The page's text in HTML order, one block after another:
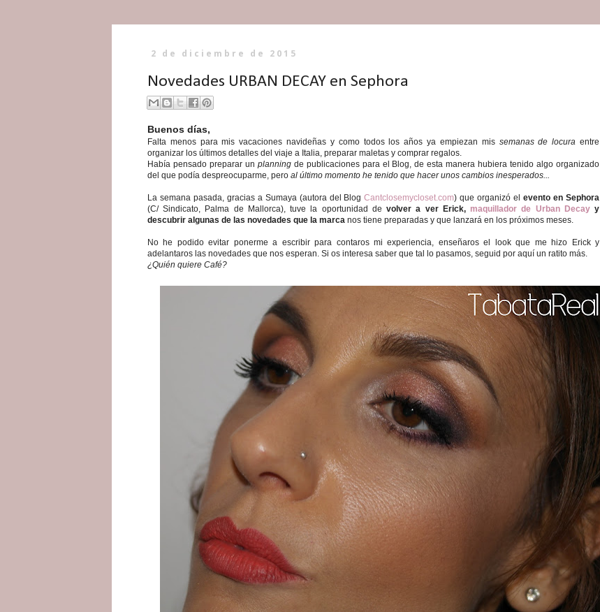
2 de diciembre de 2015
Novedades URBAN DECAY en Sephora
Buenos días,
Falta menos para mis vacaciones navideñas y como todos los años ya empiezan mis semanas de locura entre
organizar los últimos detalles del viaje a Italia, preparar maletas y comprar regalos.
Había pensado preparar un planningde publicaciones para el Blog, de esta manera hubiera tenido algo organizado
del que podía despreocuparme, pero al último momento he tenido que hacer unos cambios inesperados...
La semana pasada, gracias a Sumaya (autora del BlogCantclosemycloset.com) que organizó elevento en Sephora
(C/ Sindicato, Palma de Mallorca), tuve la oportunidad devolver a ver Erick, maquillador de Urban Decayy
descubrir algunas de las novedades que la marca nos tiene preparadas y que lanzará en los próximos meses.
No he podido evitar ponerme a escribir para contaros mi experiencia, enseñaros el look que me hizo Erick y
adelantaros las novedades que nos esperan. Si os interesa saber que tal lo pasamos, seguid por aquí un ratito más.
¿Quién quiere Café?